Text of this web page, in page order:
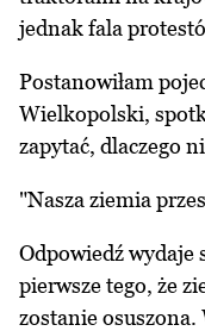
jednak fala
Postanowiłam
Wielkopolski,
zapytać, dlaczego
"Nasza ziemia
Odpowiedź wydaje
pierwsze tego, że
zostanie osuszona.